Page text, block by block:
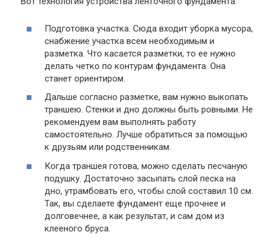
Подготовка участка. Сюда входит уборка мусора,
снабжение участка всем необходимым и
разметка. Что касается разметки, то ее нужно
делать четко по контурам фундамента. Она
станет ориентиром.
Дальше согласно разметке, вам нужно выкопать
траншею. Стенки и дно должны быть ровными. Не
рекомендуем вам выполнять работу
самостоятельно. Лучше обратиться за помощью
к друзьям или родственникам.
Когда траншея готова, можно сделать песчаную
подушку. Достаточно засыпать слой песка на
дно, утрамбовать его, чтобы слой составил 10 см.
Так, вы сделаете фундамент еще прочнее и
долговечнее, а как результат, и сам дом из
клееного бруса.